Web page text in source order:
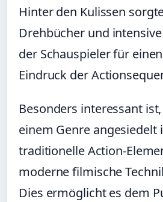
Hinter den Kulissen
Drehbücher und
der Schauspieler für
Eindruck der
Besonders interessant
einem Genre angesiedelt
traditionelle Action-
moderne filmische
Dies ermöglicht es dem